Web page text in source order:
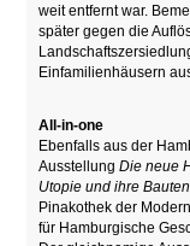
weit entfernt war.
später gegen die
Einfamilienhäusern
All-in-one
Ebenfalls aus der
AusstellungDie neue
Utopie und ihre
Pinakothek der
für Hamburgische